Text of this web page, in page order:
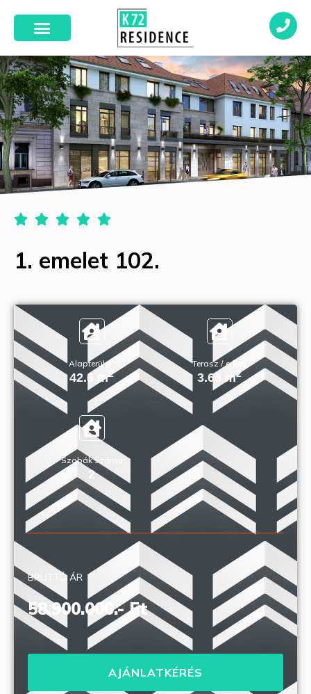
    
1. emelet 102.
Alapterület*
42.6 m 2
Terasz / erkély
3.66 m2
Szobák száma
2
BRUTTÓ ÁR
58.900.000.- Ft
AJÁNLATKÉRÉS